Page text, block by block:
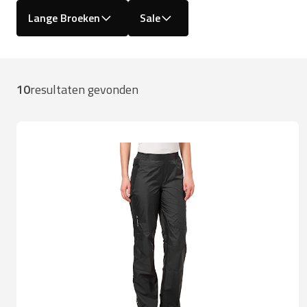
Lange Broeken Sale
10resultaten gevonden